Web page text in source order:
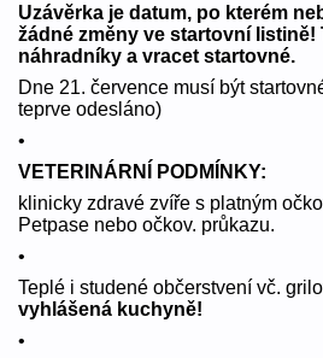
Uzávěrka je datum, po kterém
žádné změny ve startovní listině!
náhradníky a vracet startovné.
Dne 21. července musí být
teprve odesláno)
•
VETERINÁRNÍ PODMÍNKY:
klinicky zdravé zvíře s platným
Petpase nebo očkov. průkazu.
•
Teplé i studené občerstvení vč.
vyhlášená kuchyně!
•